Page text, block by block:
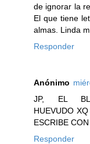
de ignorar la
El que tiene
almas. Linda
Responder
Anónimo
JP, EL
HUEVUDO
ESCRIBE
Responder